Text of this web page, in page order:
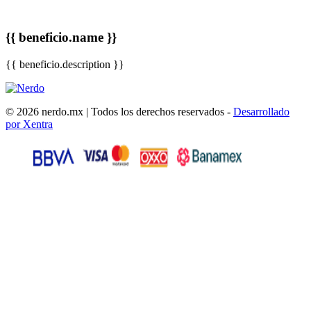
{{ beneficio.name }}
{{ beneficio.description }}
© 2026 nerdo.mx | Todos los derechos reservados - Desarrollado
por Xentra